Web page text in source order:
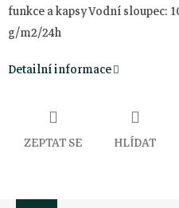
funkce a kapsy Vodní sloupec:
g/m2/24h
Detailní informace
ZEPTAT SE HLÍDAT